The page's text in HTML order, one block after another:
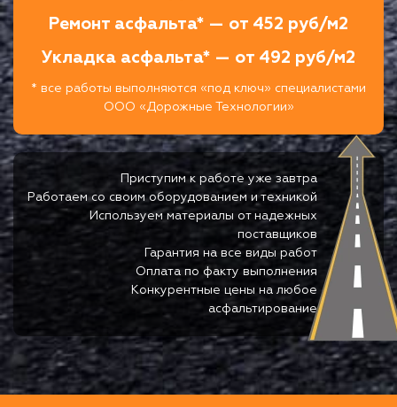
Ремонт асфальта* — от 452 руб/м2
Укладка асфальта* — от 492 руб/м2
* все работы выполняются «под ключ» специалистами
ООО «Дорожные Технологии»
Приступим к работе уже завтра
Работаем со своим оборудованием и техникой
Используем материалы от надежных
поставщиков
Гарантия на все виды работ
Оплата по факту выполнения
Конкурентные цены на любое
асфальтирование